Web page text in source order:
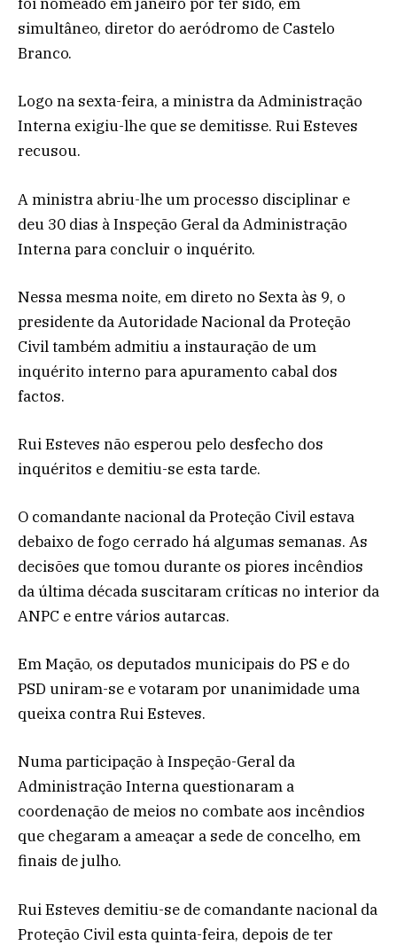
simultâneo, diretor do aeródromo de Castelo
Branco.
Logo na sexta-feira, a ministra da Administração
Interna exigiu-lhe que se demitisse. Rui Esteves
recusou.
A ministra abriu-lhe um processo disciplinar e
deu 30 dias à Inspeção Geral da Administração
Interna para concluir o inquérito.
Nessa mesma noite, em direto no Sexta às 9, o
presidente da Autoridade Nacional da Proteção
Civil também admitiu a instauração de um
inquérito interno para apuramento cabal dos
factos.
Rui Esteves não esperou pelo desfecho dos
inquéritos e demitiu-se esta tarde.
O comandante nacional da Proteção Civil estava
debaixo de fogo cerrado há algumas semanas. As
decisões que tomou durante os piores incêndios
da última década suscitaram críticas no interior da
ANPC e entre vários autarcas.
Em Mação, os deputados municipais do PS e do
PSD uniram-se e votaram por unanimidade uma
queixa contra Rui Esteves.
Numa participação à Inspeção-Geral da
Administração Interna questionaram a
coordenação de meios no combate aos incêndios
que chegaram a ameaçar a sede de concelho, em
finais de julho.
Rui Esteves demitiu-se de comandante nacional da
Proteção Civil esta quinta-feira, depois de ter